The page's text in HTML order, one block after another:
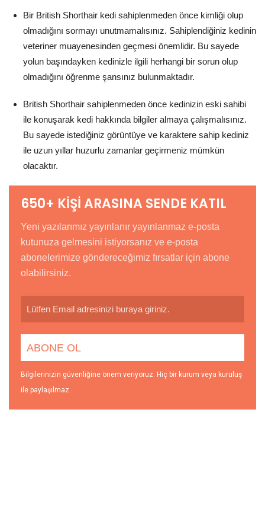
Bir British Shorthair kedi sahiplenmeden önce kimliği olup
olmadığını sormayı unutmamalısınız. Sahiplendiğiniz kedinin
veteriner muayenesinden geçmesi önemlidir. Bu sayede
yolun başındayken kedinizle ilgili herhangi bir sorun olup
olmadığını öğrenme şansınız bulunmaktadır.
British Shorthair sahiplenmeden önce kedinizin eski sahibi
ile konuşarak kedi hakkında bilgiler almaya çalışmalısınız.
Bu sayede istediğiniz görüntüye ve karaktere sahip kediniz
ile uzun yıllar huzurlu zamanlar geçirmeniz mümkün
olacaktır.
650+ KİŞİ ARASINA SENDE KATIL
Yeni yazılarımız yayınlanır yayınlanmaz e-posta
kutunuza gelmesini istiyorsanız ve e-posta
abonelerimize göndereceğimiz fırsatlar için abone
olabilirsiniz.
Bilgilerinizin güvenliğine önem veriyoruz. Hiç bir kurum veya kuruluş
ile paylaşılmaz.